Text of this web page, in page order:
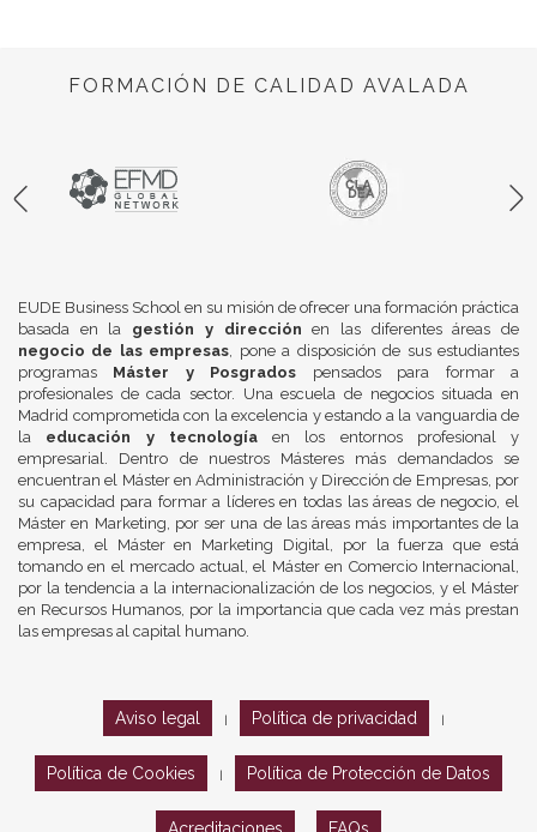
FORMACIÓN DE CALIDAD AVALADA
EUDE Business School en su misión de ofrecer una formación práctica
basada en la gestión y dirección en las diferentes áreas de
negocio de las empresas, pone a disposición de sus estudiantes
programas Máster y Posgrados pensados para formar a
profesionales de cada sector. Una escuela de negocios situada en
Madrid comprometida con la excelencia y estando a la vanguardia de
la educación y tecnologíaen los entornos profesional y
empresarial. Dentro de nuestros Másteres más demandados se
encuentran el Máster en Administración y Dirección de Empresas, por
su capacidad para formar a líderes en todas las áreas de negocio, el
Máster en Marketing, por ser una de las áreas más importantes de la
empresa, el Máster en Marketing Digital, por la fuerza que está
tomando en el mercado actual, el Máster en Comercio Internacional,
por la tendencia a la internacionalización de los negocios, y el Máster
en Recursos Humanos, por la importancia que cada vez más prestan
las empresas al capital humano.
Aviso legal Política de privacidad
Política de Cookies Política de Protección de Datos